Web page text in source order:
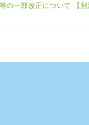
の一部改正について 【